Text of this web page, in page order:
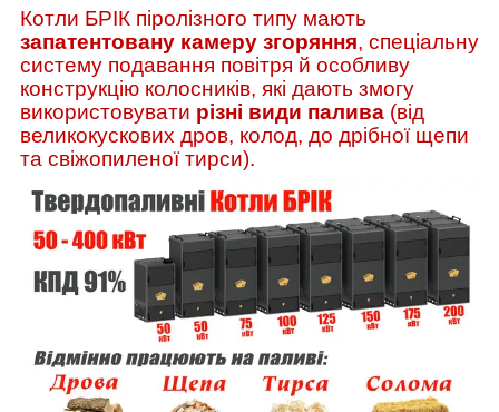
Котли БРІК піролізного типу мають
запатентовану камеру згоряння, спеціальну
систему подавання повітря й особливу
конструкцію колосників, які дають змогу
використовувати різні види палива (від
великокускових дров, колод, до дрібної щепи
та свіжопиленої тирси).